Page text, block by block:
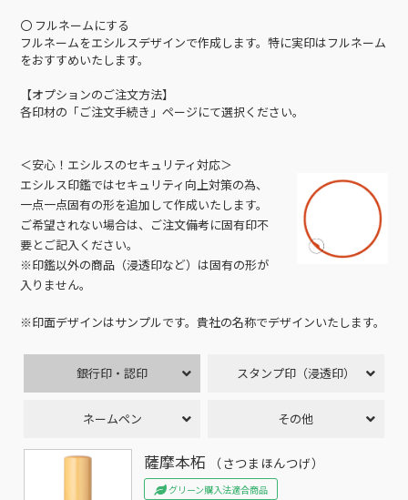
〇 フルネームにする
フルネームをエシルスデザインで作成します。特に実印はフルネーム
をおすすめいたします。
【オプションのご注文方法】
各印材の「ご注文手続き」ページにて選択ください。
＜安心！エシルスのセキュリティ対応＞
エシルス印鑑ではセキュリティ向上対策の為、
一点一点固有の形を追加して作成いたします。
ご希望されない場合は、ご注文備考に固有印不
要とご記入ください。
※印鑑以外の商品（浸透印など）は固有の形が
入りません。
※印面デザインはサンプルです。貴社の名称でデザインいたします。
銀行印・認印 スタンプ印（浸透印）
ネームペン その他
薩摩本柘 （さつまほんつげ）
グリーン購入法適合商品